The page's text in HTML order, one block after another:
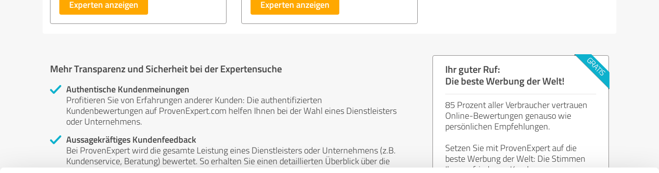
Experten anzeigen Experten anzeigen
Mehr Transparenz und Sicherheit bei der Expertensuche
Authentische Kundenmeinungen
Profitieren Sie von Erfahrungen anderer Kunden: Die authentifizierten
Kundenbewertungen auf ProvenExpert.com helfen Ihnen bei der Wahl eines Dienstleisters
oder Unternehmens.
Aussagekräftiges Kundenfeedback
Bei ProvenExpert wird die gesamte Leistung eines Dienstleisters oder Unternehmens (z.B.
Kundenservice, Beratung) bewertet. So erhalten Sie einen detaillierten Überblick über die
Ihr guter Ruf:
Die beste Werbung der Welt!
85 Prozent aller Verbraucher vertrauen
Online-Bewertungen genauso wie
persönlichen Empfehlungen.
Setzen Sie mit ProvenExpert auf die
beste Werbung der Welt: Die Stimmen
Ihrer zufriedenen Kunden.